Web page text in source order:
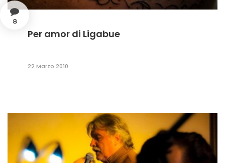
8
Per amor di Ligabue
22 Marzo 2010